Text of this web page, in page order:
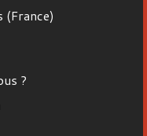
(France)
?